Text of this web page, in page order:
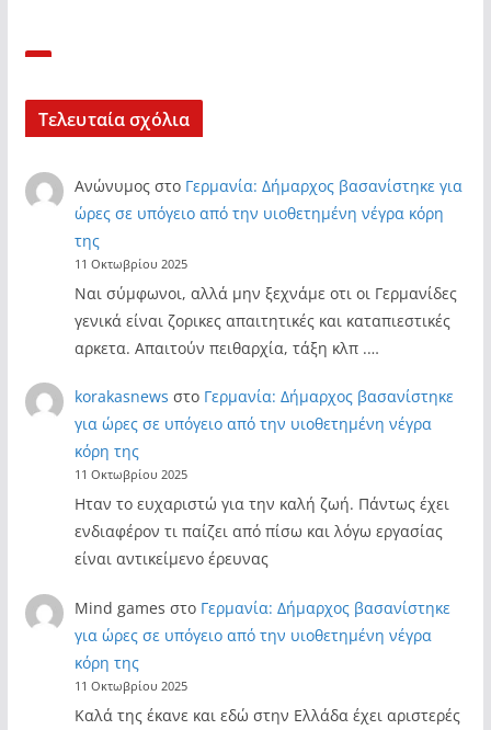
Τελευταία σχόλια
Ανώνυμος στο Γερμανία: Δήμαρχος βασανίστηκε για
ώρες σε υπόγειο από την υιοθετημένη νέγρα κόρη
της
11 Οκτωβρίου 2025
Ναι σύμφωνοι, αλλά μην ξεχνάμε οτι οι Γερμανίδες
γενικά είναι ζορικες απαιτητικές και καταπιεστικές
αρκετα. Απαιτούν πειθαρχία, τάξη κλπ .…
korakasnews στο Γερμανία: Δήμαρχος βασανίστηκε
για ώρες σε υπόγειο από την υιοθετημένη νέγρα
κόρη της
11 Οκτωβρίου 2025
Ηταν το ευχαριστώ για την καλή ζωή. Πάντως έχει
ενδιαφέρον τι παίζει από πίσω και λόγω εργασίας
είναι αντικείμενο έρευνας
Mind games στο Γερμανία: Δήμαρχος βασανίστηκε
για ώρες σε υπόγειο από την υιοθετημένη νέγρα
κόρη της
11 Οκτωβρίου 2025
Καλά της έκανε και εδώ στην Ελλάδα έχει αριστερές